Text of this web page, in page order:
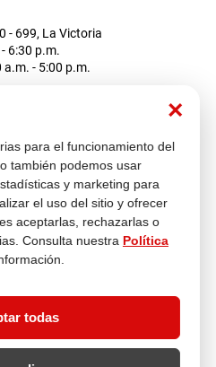
×
para el funcionamiento del
también podemos usar
y marketing para
el uso del sitio y ofrecer
aceptarlas, rechazarlas o
Consulta nuestra Política
todas
- 699, La Victoria
6:30 p.m.
a.m. - 5:00 p.m.